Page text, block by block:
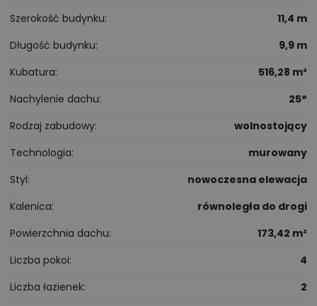
Szerokość budynku
11,4 m
Długość budynku
9,9 m
Kubatura
516,28 m³
Nachylenie dachu
25°
Rodzaj zabudowy
wolnostojący
Technologia
murowany
Styl
nowoczesna elewacja
Kalenica
równoległa do drogi
Powierzchnia dachu
173,42 m²
Liczba pokoi
4
Liczba łazienek
2